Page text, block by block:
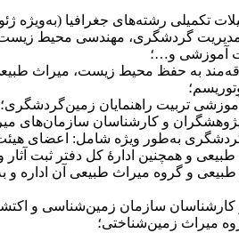
تکمیلی رشته‌های جغرافیا (به‌ویژه
گردشگری، مهندسی محیط
آموزشی و…؛
به حفظ محیط زیست، میراث
تربیت راهنمایان زمین‌گردشگری؛
و کارشناسان سازمان‌های
به‌طور ویژه شامل: اعضای
و همچنین ادارۀ کل دفتر ثبت
و گروه میراث طبیعی آن اداره و
کارشناسان سازمان زمین‌شناسی و
میراث زمین‌شناختی؛